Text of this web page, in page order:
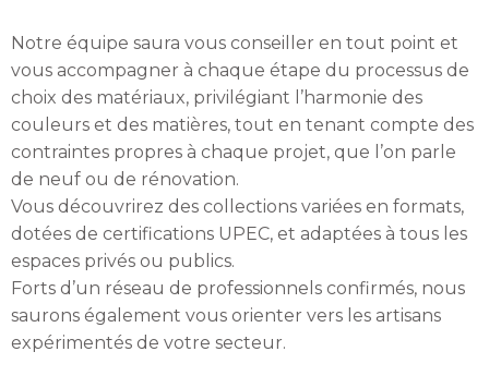
Notre équipe saura vous conseiller en tout point et
vous accompagner à chaque étape du processus de
choix des matériaux, privilégiant l’harmonie des
couleurs et des matières, tout en tenant compte des
contraintes propres à chaque projet, que l’on parle
de neuf ou de rénovation.
Vous découvrirez des collections variées en formats,
dotées de certifications UPEC, et adaptées à tous les
espaces privés ou publics.
Forts d’un réseau de professionnels confirmés, nous
saurons également vous orienter vers les artisans
expérimentés de votre secteur.